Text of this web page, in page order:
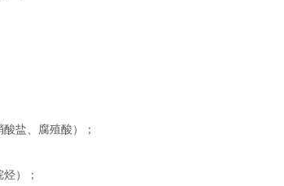
盐、腐殖酸）；
）；